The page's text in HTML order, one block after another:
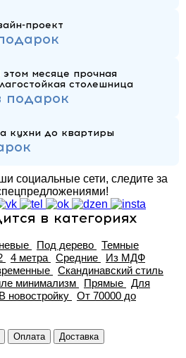
проект
этом месяце прочная
столешница
подарок
кухни до квартиры
социальные сети, следите за
в категориях
Под дерево
Темные
4 метра Средние
Из МДФ
Скандинавский стиль
минимализм Прямые
Для
В новостройку
От 70000 до
Оплата
Доставка